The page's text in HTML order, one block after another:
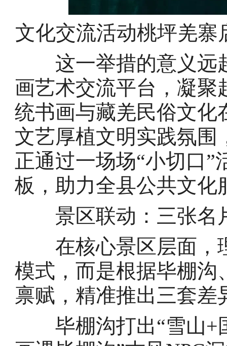
文化交流活动桃坪羌
这一举措的意义远
画艺术交流平台，凝
统书画与藏羌民俗文化
文艺厚植文明实践氛围
正通过一场场“小切口
板，助力全县公共文化
景区联动：三张名
在核心景区层面，
模式，而是根据毕棚沟
禀赋，精准推出三套差
毕棚沟打出“雪山+